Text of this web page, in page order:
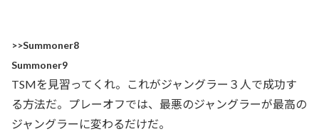
>>Summoner8
Summoner9
TSMを見習ってくれ。これがジャングラー３人で成功す
る方法だ。プレーオフでは、最悪のジャングラーが最高の
ジャングラーに変わるだけだ。